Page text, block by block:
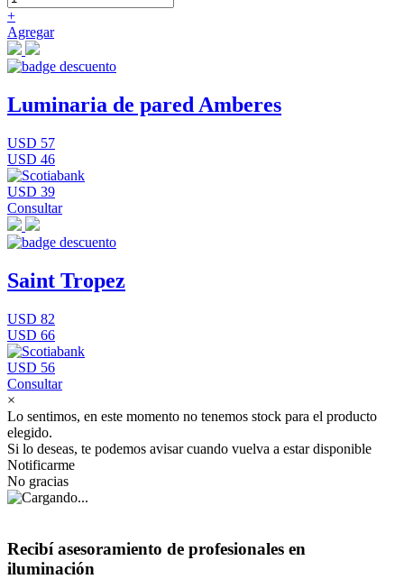
+
Agregar
Luminaria de pared Amberes
USD 57
USD 46
USD 39
Consultar
Saint Tropez
USD 82
USD 66
USD 56
Consultar
×
Lo sentimos, en este momento no tenemos stock para el producto
elegido.
Si lo deseas, te podemos avisar cuando vuelva a estar disponible
Notificarme
No gracias
Recibí asesoramiento de profesionales en
iluminación